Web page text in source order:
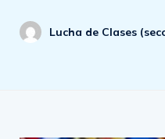
Lucha de Clases